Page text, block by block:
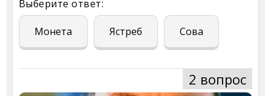
Выберите ответ:
Монета Ястреб Сова
2 вопрос